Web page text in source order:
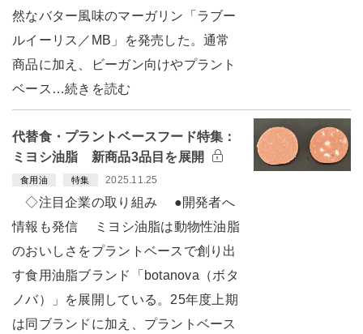
然なバター風味のマーガリン「ラブー
ルイーリス／MB」を発売した。通常
商品に加え、ビーガン向けやプラント
ベース…続きを読む
代替食・プラントベースフード特集：
ミヨシ油脂 新商品3品目を展開
食用油 特集 2025.11.25
◇注目企業の取り組み ●開発者へ
情報も発信 ミヨシ油脂は動物性油脂
のおいしさをプラントベースで創り出
す食用油脂ブランド「botanova（ボタ
ノバ）」を展開している。25年度上期
は同ブランドに加え、プラントベース